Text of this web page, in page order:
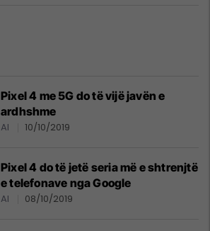
Pixel 4 me 5G do të vijë javën e
ardhshme
AI 10/10/2019
Pixel 4 do të jetë seria më e shtrenjtë
e telefonave nga Google
AI 08/10/2019